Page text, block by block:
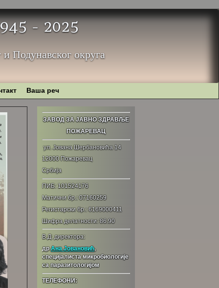
1945 - 2025
Подунавског округа
Ваша реч
ЗАВОД ЗА ЈАВНО ЗДРАВЉЕ
ПОЖАРЕВАЦ
ул. Јована Шербановића 14
12000 Пожаревац
Србија
ПИБ: 101524176
Матични бр.: 07160259
Регистарски бр.: 6169000411
Шифра делатности: 86.90
В.Д: директора:
дрАна Јовановић,
специјалиста микробиологије
са паразитологијом
ТЕЛЕФОНИ: